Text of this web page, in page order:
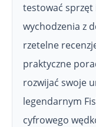
testować sprzęt
wychodzenia z
rzetelne
praktyczne
rozwijać swoje
legendarnym
cyfrowego